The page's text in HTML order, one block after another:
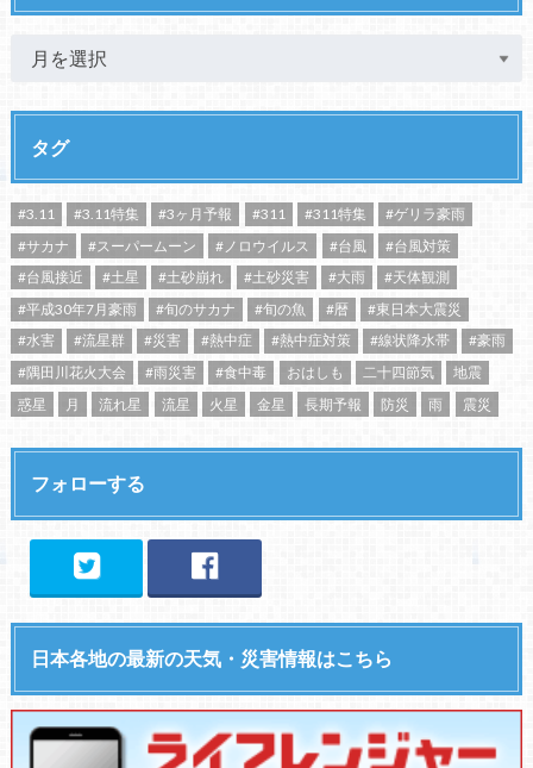
タグ
#3.11 #3.11特集 #3ヶ月予報 #311 #311特集
#ゲリラ豪雨
#サカナ
#スーパームーン #ノロウイルス #台風
#台風対策
#台風接近
#土星 #土砂崩れ #土砂災害 #大雨
#天体観測
#平成30年7月豪雨
#旬のサカナ #旬の魚 #暦
#東日本大震災
#水害
#流星群 #災害 #熱中症 #熱中症対策 #線状降水帯
#豪雨
#隅田川花火大会
#雨災害 #食中毒 おはしも 二十四節気
地震
惑星
月 流れ星 流星 火星 金星 長期予報 防災 雨 震災
フォローする
日本各地の最新の天気・災害情報はこちら